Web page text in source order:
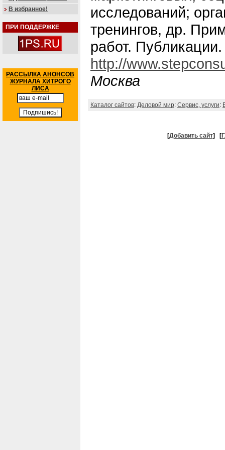
В избранное!
ПРИ ПОДДЕРЖКЕ
РАССЫЛКА АНОНСОВ
ЖУРНАЛА ХИТРОГО
ЛИСА
исследований;
тренингов, др.
работ.
http://
Москва
Каталог сайтов: Деловой мир: Сервис, услуги:
[Добавить сайт] [